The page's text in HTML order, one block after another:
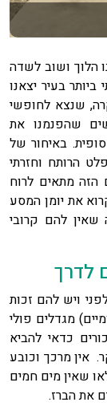
הלוך ושוב לשדה
בעיר יצאנו
שנצא לחופשי
שהפנמנו את
באיחור של
הרותח וחזרתי
מתאים לרוח
את יומן המסע
שאין להם קרובי
לדרך
ויש להם זכות
מגדלים פולי
כדאי להביא
אין מרכך וכובע
שאין מים חמים
את הברז.